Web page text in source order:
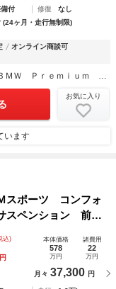
付 修復
なし
(24ヶ月・走行無制限)
オンライン商談可
Ｈａｎｓｈｉｎ ＢＭＷ ＢＭＷ Ｐｒｅｍｉｕｍ Ｓｅｌｅｃｔｉｏｎ Ｏｓａｋａ Ｂａｙ
お気に入り
います
ポーツ コンフォ
スペンション 前後
ーンエアコン アラ
スプレイ シートヒ
込) 本体価格
578
万円
諸費用
22
万円
月々 37,300 円